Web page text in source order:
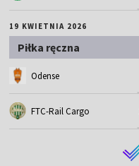
19 KWIETNIA 2026
Piłka ręczna
Odense
FTC-Rail Cargo